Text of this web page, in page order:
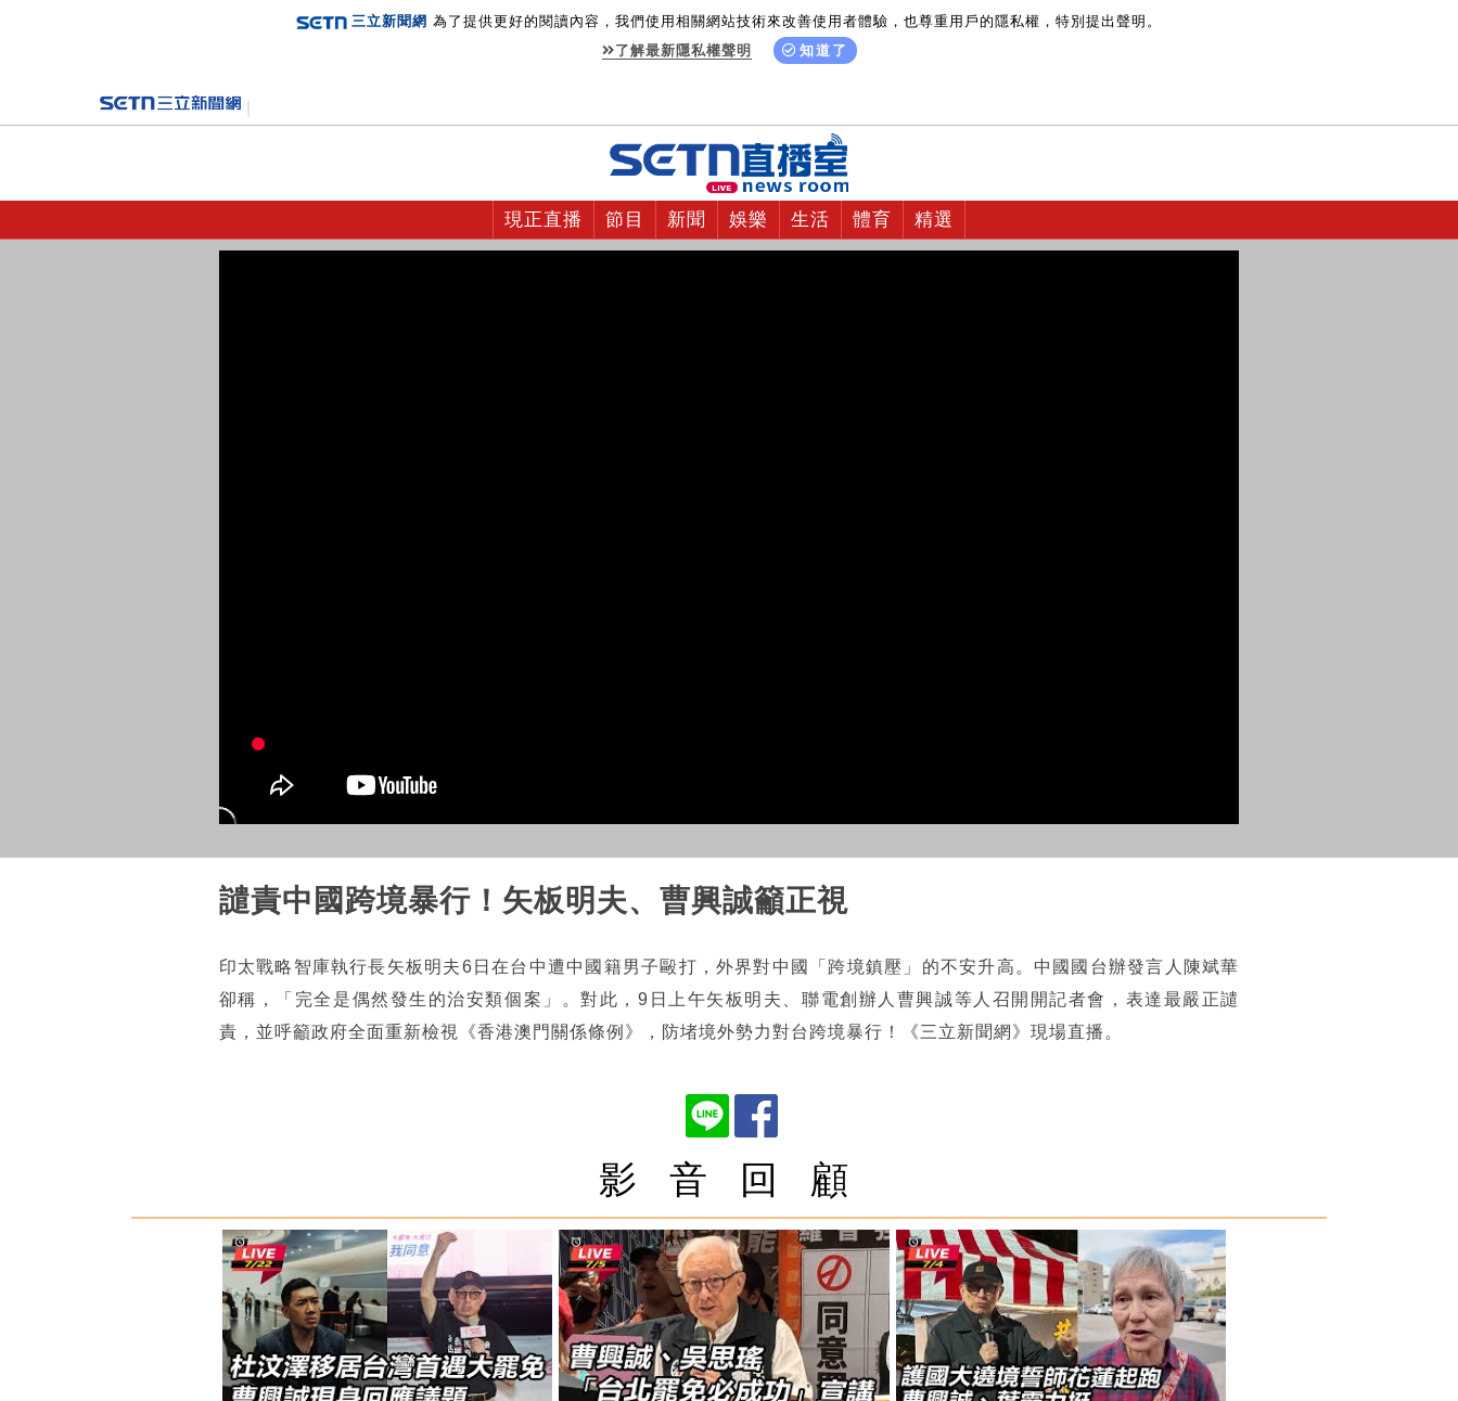
三立新聞網 為了提供更好的閱讀內容，我們使用相關網站技術來改善使用者體驗，也尊重用戶的隱私權，特別提出聲明。
了解最新隱私權聲明
知道了
現正直播 節目 新聞 娛樂 生活 體育 精選
譴責中國跨境暴行！矢板明夫、曹興誠籲正視
印太戰略智庫執行長矢板明夫6日在台中遭中國籍男子毆打，外界對中國「跨境鎮壓」的不安升高。中國國台辦發言人陳斌華
卻稱，「完全是偶然發生的治安類個案」。對此，9日上午矢板明夫、聯電創辦人曹興誠等人召開開記者會，表達最嚴正譴
責，並呼籲政府全面重新檢視《香港澳門關係條例》，防堵境外勢力對台跨境暴行！《三立新聞網》現場直播。
影 音 回 顧